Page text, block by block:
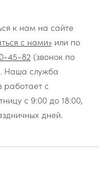
к нам на сайте
с нами»или по
45-82(звонок по
Наша служба
работает с
с 9:00 до 18:00,
дней.